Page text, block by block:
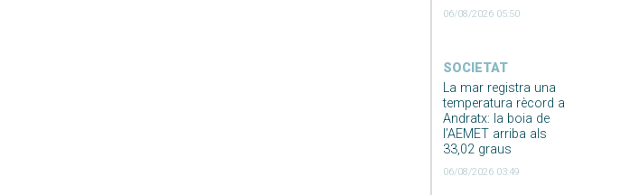
06/08/2026 05:50
SOCIETAT
La mar registra una
temperatura rècord a
Andratx: la boia de
l’AEMET arriba als
33,02 graus
06/08/2026 03:49